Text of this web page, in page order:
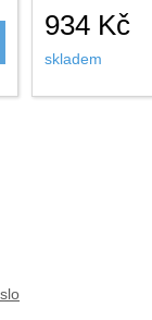
934 Kč
skladem